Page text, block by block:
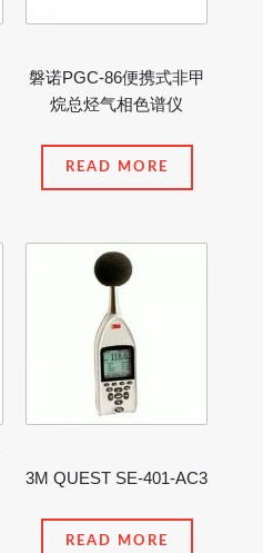
磐诺PGC-86便携式非甲
烷总烃气相色谱仪
READ MORE
3M QUEST SE-401-AC3
READ MORE